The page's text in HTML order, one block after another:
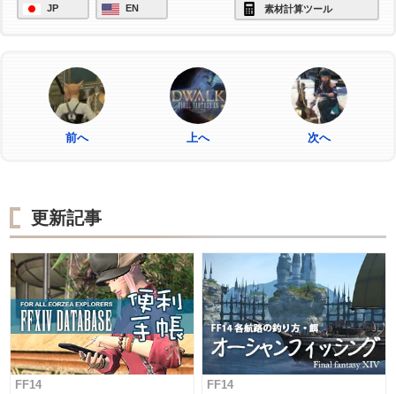
JP EN 素材計算ツール
前へ 上へ 次へ
更新記事
FF14 FF14